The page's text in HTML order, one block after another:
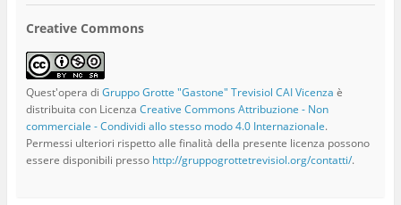
Creative Commons
Quest'opera di Gruppo Grotte "Gastone" Trevisiol CAI Vicenza è
distribuita con Licenza Creative Commons Attribuzione - Non
commerciale - Condividi allo stesso modo 4.0 Internazionale.
Permessi ulteriori rispetto alle finalità della presente licenza possono
essere disponibili presso http://gruppogrottetrevisiol.org/contatti/.